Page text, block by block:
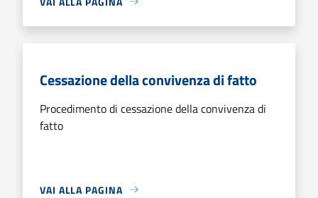
Cessazione della convivenza di fatto
Procedimento di cessazione della convivenza di
fatto
VAI ALLA PAGINA